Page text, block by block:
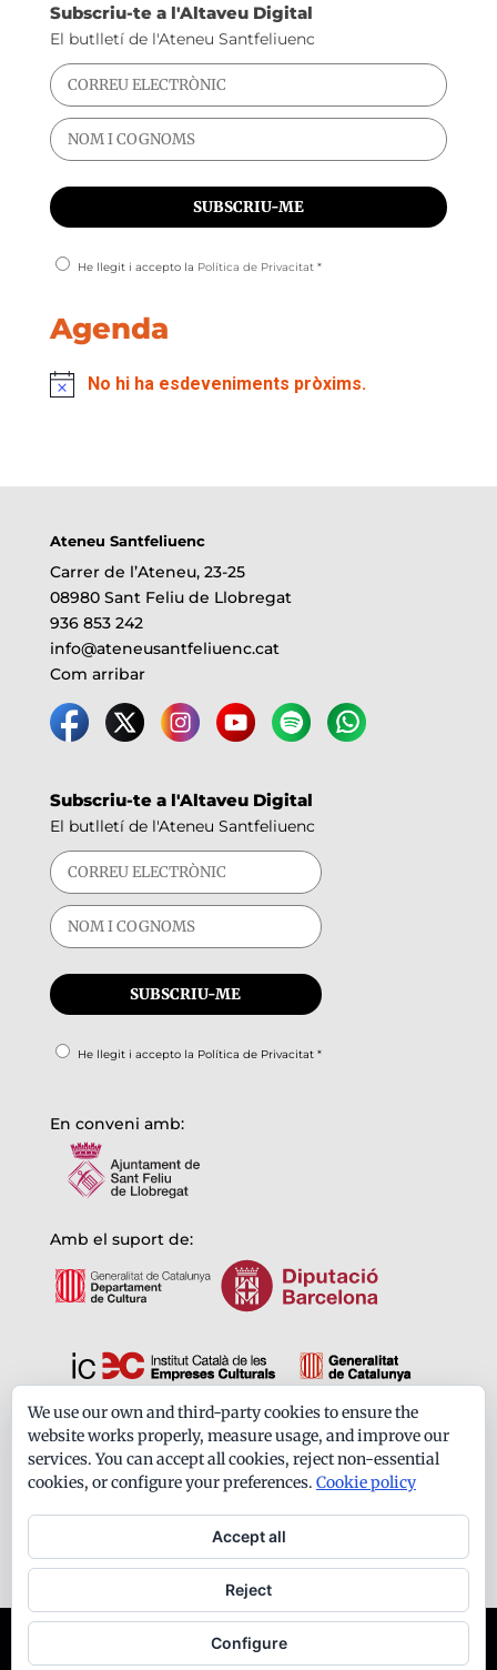
Subscriu-te a l'Altaveu Digital
El butlletí de l'Ateneu Santfeliuenc
He llegit i accepto la Política de Privacitat*
Agenda
No hi ha esdeveniments pròxims.
Ateneu Santfeliuenc
Carrer de l’Ateneu, 23-25
08980 Sant Feliu de Llobregat
936 853 242
info@ateneusantfeliuenc.cat
Com arribar
Subscriu-te a l'Altaveu Digital
El butlletí de l'Ateneu Santfeliuenc
He llegit i accepto la Política de Privacitat*
En conveni amb:
Amb el suport de:
Formem part de:
Ateneu Santfeliuenc - Tots els drets reservats -
Avís legal-Política de privacitat
We use our own and third-party cookies to ensure the
website works properly, measure usage, and improve our
services. You can accept all cookies, reject non-essential
cookies, or configure your preferences. Cookie policy
Accept all
Reject
Configure